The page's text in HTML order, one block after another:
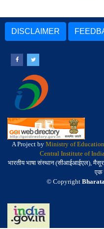
DISCLAIMER
A Project by Ministry of Education
Central Institute of
भारतीय भाषा संस्थान (सीआईआईएल), मैसूर
एक
© Copyright